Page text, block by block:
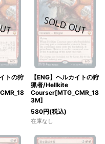
トの狩
【ENG】ヘルカイトの狩
猟者/Hellkite
Courser[MTG_CMR_18
3M]
580円(税込)
在庫なし